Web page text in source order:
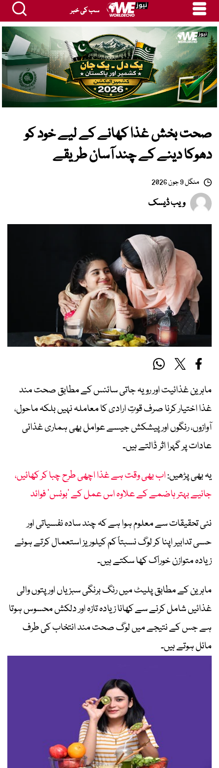
سب کی خبر
صحت بخش غذا کھانے کے لیے خود کو
دھوکا دینے کے چند آسان طریقے
منگل 9 جون 2026
ویب ڈیسک
ماہرین غذائیت اور رویہ جاتی سائنس کے مطابق صحت مند
غذا اختیار کرنا صرف قوتِ ارادی کا معاملہ نہیں بلکہ ماحول،
آوازوں، رنگوں اور پیشکش جیسے عوامل بھی ہماری غذائی
عادات پر گہرا اثر ڈالتے ہیں۔
یہ بھی پڑھیں:اب بھی وقت ہے غذا اچھی طرح چبا کر کھائیں،
جانیے بہتر ہاضمے کے علاوہ اس عمل کے ’بونس‘ فوائد
نئی تحقیقات سے معلوم ہوا ہے کہ چند سادہ نفسیاتی اور
حسی تدابیر اپنا کر لوگ نسبتاً کم کیلوریز استعمال کرتے ہوئے
زیادہ متوازن خوراک کھا سکتے ہیں۔
ماہرین کے مطابق پلیٹ میں رنگ برنگی سبزیاں اور پتوں والی
غذائیں شامل کرنے سے کھانا زیادہ تازہ اور دلکش محسوس ہوتا
ہے جس کے نتیجے میں لوگ صحت مند انتخاب کی طرف
مائل ہوتے ہیں۔